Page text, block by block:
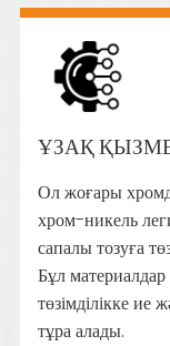
ҰЗАҚ
Ол жоғары
хром-никель
сапалы тозуға
Бұл
төзімділікке ие
тұра алады.